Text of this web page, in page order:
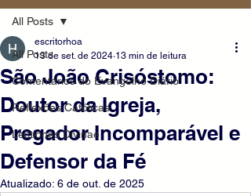
All Posts
Comentários do Evangelho Diário
Reflexões Católicas
Lectiones Divinae
All Posts
São João Crisóstomo:
Doutor da Igreja,
Pregador Incomparável e
Defensor da Fé
escritorhoa
13 de set. de 2024 13 min de leitura
Atualizado: 6 de out. de 2025